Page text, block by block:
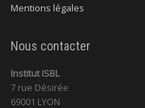
Mentions légales
Nous contacter
Institut ISBL
7 rue Désirée
69001 LYON